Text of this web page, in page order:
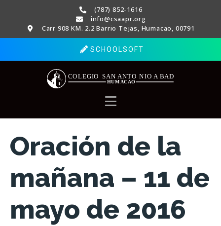
(787) 852-1616
info@csaapr.org
Carr 908 KM. 2.2 Barrio Tejas, Humacao, 00791
SCHOOLSOFT
Oración de la
mañana – 11 de
mayo de 2016